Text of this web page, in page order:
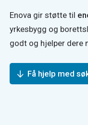
Enova gir støtte til
yrkesbygg og
godt og hjelper dere
Få hjelp med